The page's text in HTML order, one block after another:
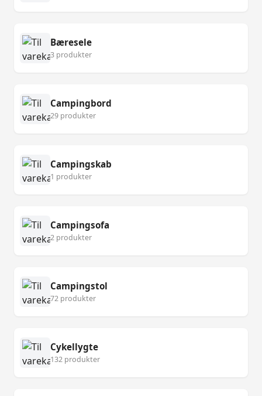
Bæresele
3 produkter
Campingbord
29 produkter
Campingskab
1 produkter
Campingsofa
2 produkter
Campingstol
72 produkter
Cykellygte
132 produkter